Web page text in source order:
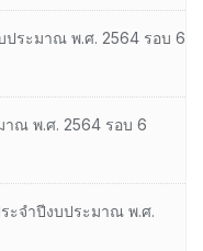
ประมาณ พ.ศ. 2564 รอบ 6
าณ พ.ศ. 2564 รอบ 6
ะจำปีงบประมาณ พ.ศ.